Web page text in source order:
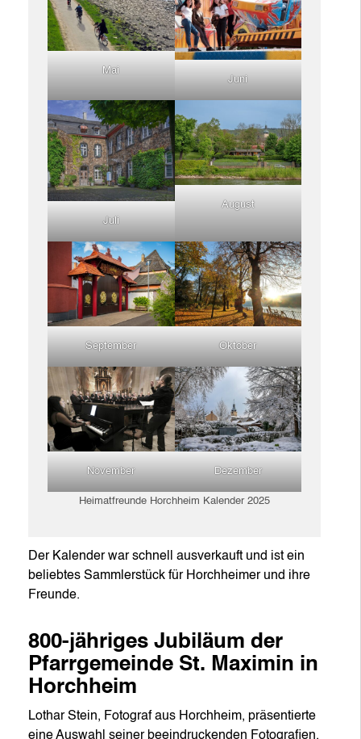
Mai
Juni
Juli
August
September Oktober
November Dezember
Heimatfreunde Horchheim Kalender 2025
Der Kalender war schnell ausverkauft und ist ein
beliebtes Sammlerstück für Horchheimer und ihre
Freunde.
800-jähriges Jubiläum der
Pfarrgemeinde St. Maximin in
Horchheim
Lothar Stein, Fotograf aus Horchheim, präsentierte
eine Auswahl seiner beeindruckenden Fotografien,